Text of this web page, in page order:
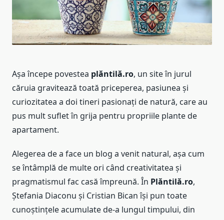
Așa începe povestea plăntilă.ro, un site în jurul
căruia gravitează toată priceperea, pasiunea și
curiozitatea a doi tineri pasionați de natură, care au
pus mult suflet în grija pentru propriile plante de
apartament.
Alegerea de a face un blog a venit natural, așa cum
se întâmplă de multe ori când creativitatea și
pragmatismul fac casă împreună. În Plăntilă.ro,
Ștefania Diaconu și Cristian Bican își pun toate
cunoștințele acumulate de-a lungul timpului, din